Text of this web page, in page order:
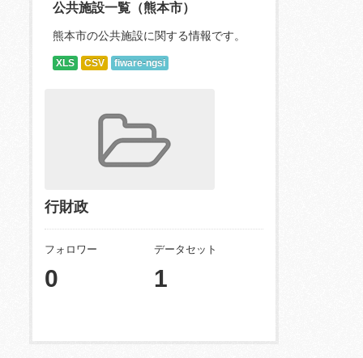
公共施設一覧（熊本市）
熊本市の公共施設に関する情報です。
XLS CSV fiware-ngsi
行財政
フォロワー
0
データセット
1